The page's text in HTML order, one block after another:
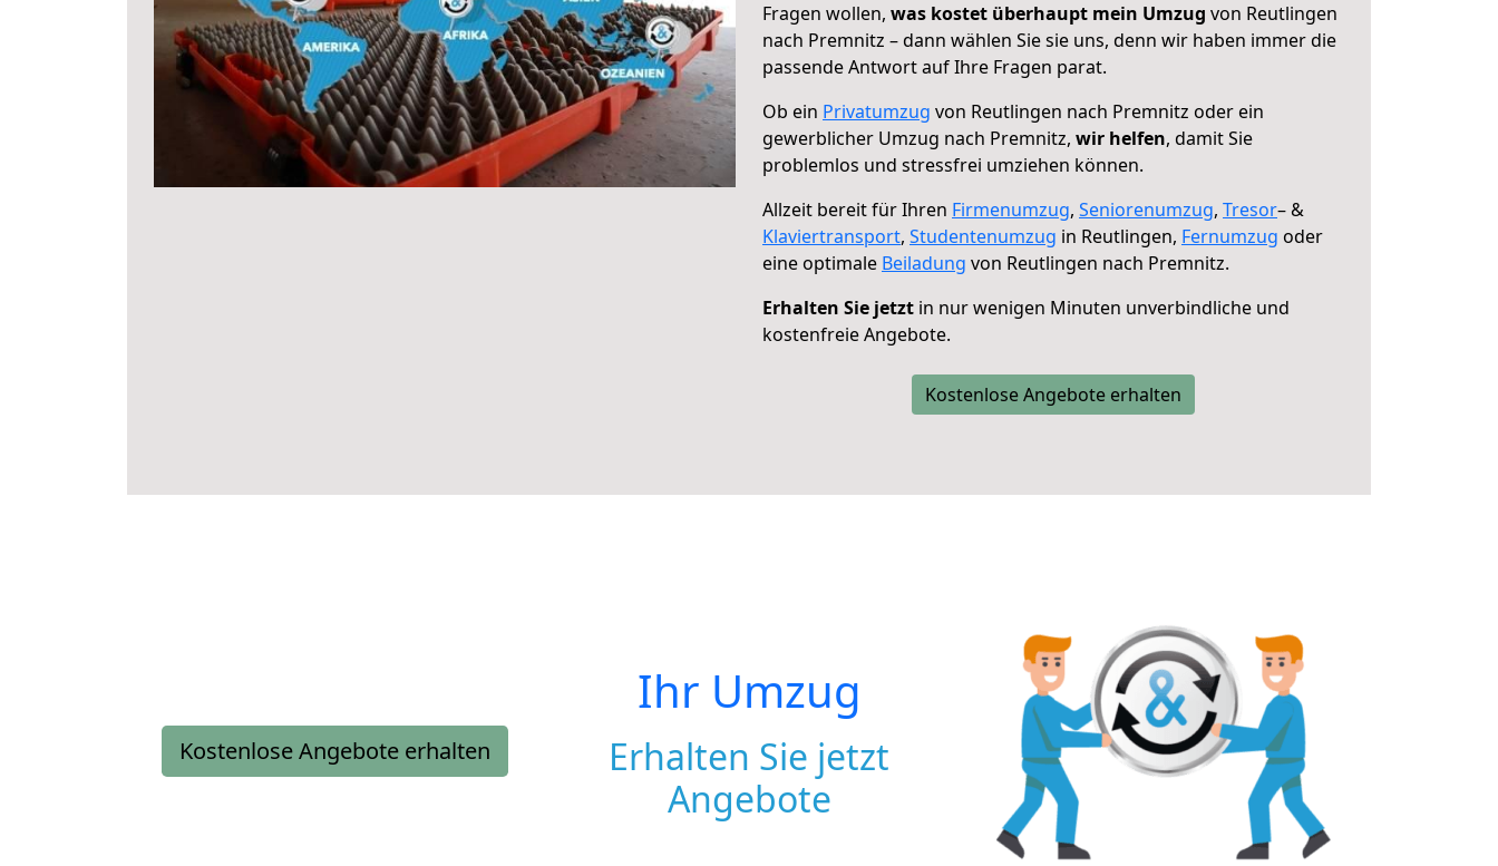
Fragen wollen, was kostet überhaupt mein Umzug von Reutlingen
nach Premnitz – dann wählen Sie sie uns, denn wir haben immer die
passende Antwort auf Ihre Fragen parat.
Ob ein Privatumzug von Reutlingen nach Premnitz oder ein
gewerblicher Umzug nach Premnitz, wir helfen, damit Sie
problemlos und stressfrei umziehen können.
Allzeit bereit für Ihren Firmenumzug, Seniorenumzug, Tresor– &
Klaviertransport, Studentenumzug in Reutlingen, Fernumzug oder
eine optimale Beiladung von Reutlingen nach Premnitz.
Erhalten Sie jetzt in nur wenigen Minuten unverbindliche und
kostenfreie Angebote.
Kostenlose Angebote erhalten
Kostenlose Angebote erhalten
Ihr Umzug
Erhalten Sie jetzt
Angebote